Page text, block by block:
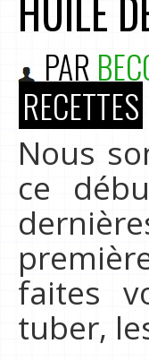
HUILE
PAR
RECETTES
Nous
ce
faites
tuber,